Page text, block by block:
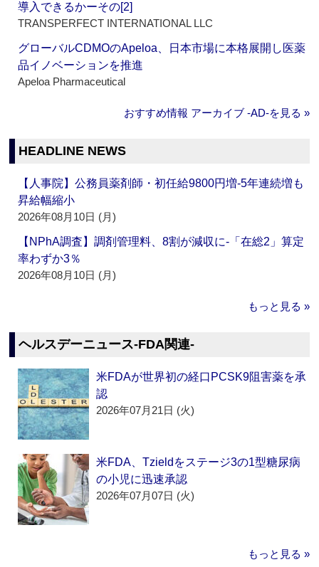
導入できるかーその[2]
TRANSPERFECT INTERNATIONAL LLC
グローバルCDMOのApeloa、日本市場に本格展開し医薬
品イノベーションを推進
Apeloa Pharmaceutical
おすすめ情報 アーカイブ ‐AD‐を見る »
HEADLINE NEWS
【人事院】公務員薬剤師・初任給9800円増‐5年連続増も
昇給幅縮小
2026年08月10日 (月)
【NPhA調査】調剤管理料、8割が減収に‐「在総2」算定
率わずか3％
2026年08月10日 (月)
もっと見る »
ヘルスデーニュース‐FDA関連‐
米FDAが世界初の経口PCSK9阻害薬を承
認
2026年07月21日 (火)
米FDA、Tzieldをステージ3の1型糖尿病
の小児に迅速承認
2026年07月07日 (火)
もっと見る »